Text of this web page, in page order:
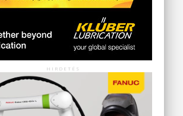
HIRDETÉS